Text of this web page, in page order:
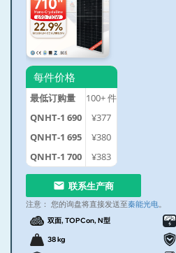
每件价格
最低订购量 100+件
QNHT-1 690
¥377
QNHT-1 695
¥380
QNHT-1 700
¥383
联系生产商
注意： 您的询盘将直接发送至秦能光电。
双面, TOPCon, N型
38 kg